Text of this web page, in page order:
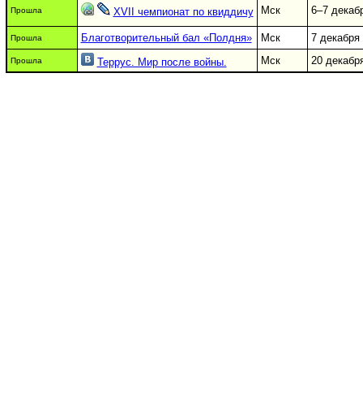
Прошла XVII чемпионат по квиддичу Мск 6–7
Прошла Благотворительный бал «Полдня» Мск 7 декабря
Прошла Террус. Мир после войны. Мск 20